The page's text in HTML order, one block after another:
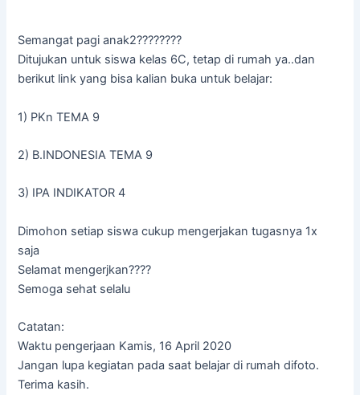
Semangat pagi anak2????????
Ditujukan untuk siswa kelas 6C, tetap di rumah ya..dan
berikut link yang bisa kalian buka untuk belajar:
1) PKn TEMA 9
2) B.INDONESIA TEMA 9
3) IPA INDIKATOR 4
Dimohon setiap siswa cukup mengerjakan tugasnya 1x
saja
Selamat mengerjkan????
Semoga sehat selalu
Catatan:
Waktu pengerjaan Kamis, 16 April 2020
Jangan lupa kegiatan pada saat belajar di rumah difoto.
Terima kasih.